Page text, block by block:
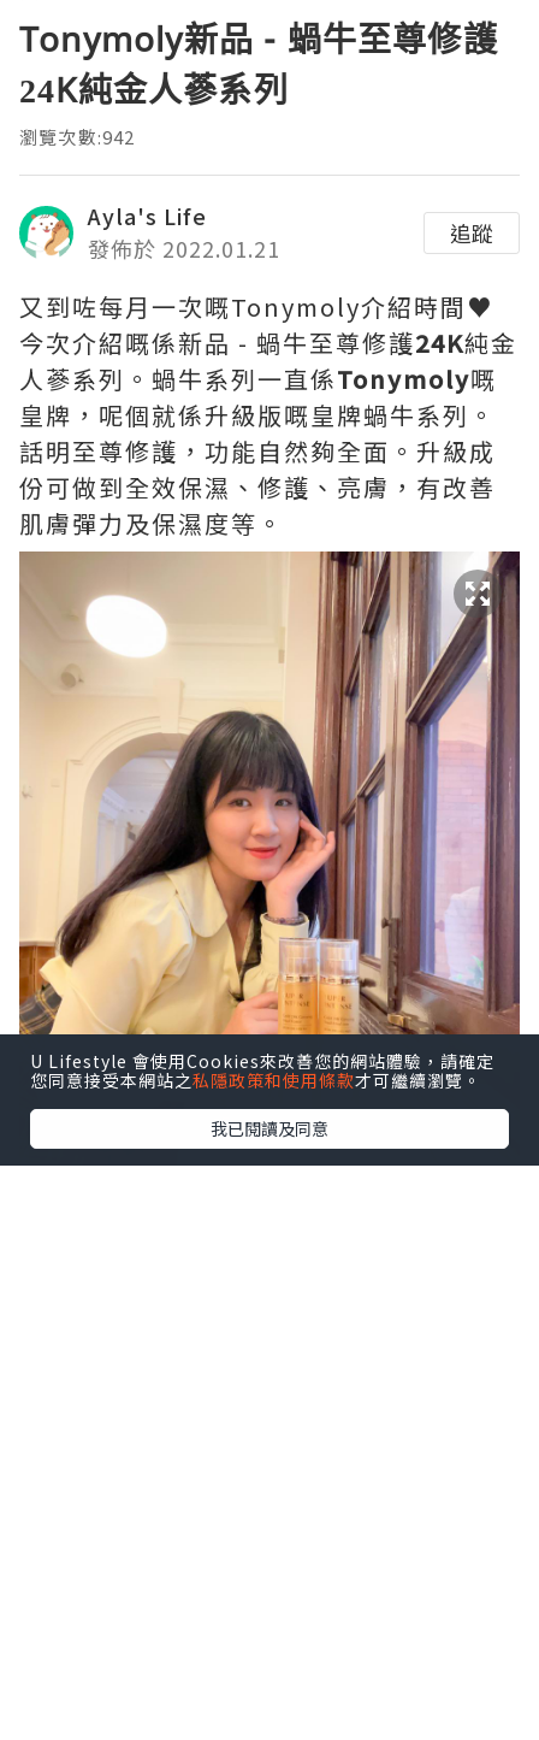
Tonymoly新品 - 蝸牛至尊修護
24K純金人蔘系列
瀏覽次數:942
Ayla's Life
發佈於 2022.01.21
追蹤
又到咗每月一次嘅Tonymoly介紹時間♥
今次介紹嘅係新品 - 蝸牛至尊修護24K純金
人蔘系列。蝸牛系列一直係Tonymoly嘅
皇牌，呢個就係升級版嘅皇牌蝸牛系列。
話明至尊修護，功能自然夠全面。升級成
份可做到全效保濕、修護、亮膚，有改善
肌膚彈力及保濕度等。
U Lifestyle 會使用Cookies來改善您的網站體驗，請確定
您同意接受本網站之私隱政策和使用條款才可繼續瀏覽。
我已閱讀及同意